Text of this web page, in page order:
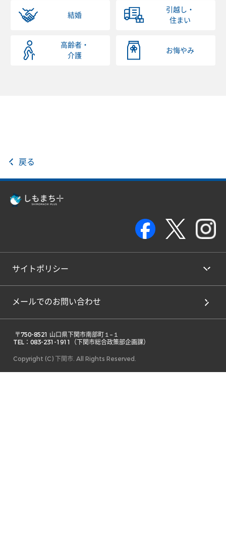
結婚
引越し・
住まい
高齢者・
介護
お悔やみ
戻る
サイトポリシー
メールでのお問い合わせ
TEL：083-231-1911（下関市総合政策部企画課）
Copyright (C) 下関市. All Rights Reserved.